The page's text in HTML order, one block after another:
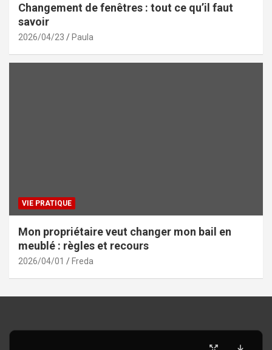
Changement de fenêtres : tout ce qu’il faut
savoir
2026/04/23 Paula
VIE PRATIQUE
Mon propriétaire veut changer mon bail en
meublé : règles et recours
2026/04/01 Freda